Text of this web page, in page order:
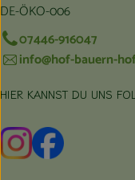
DE-ÖKO-006
07446-916047
info@hof-bauern-
HIER KANNST DU UNS
Externer Link zu
Externer